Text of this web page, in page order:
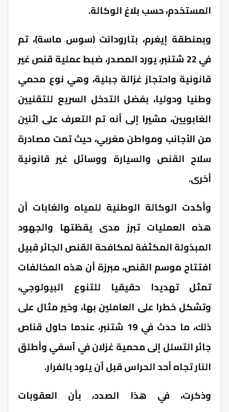
المستخدم، حسب بلاغ الوكالة.
وبمنطقة إيغرم، بتارودانت (سوس ماسة)، تم
في 22 شتنبر، يورد المصدر، ضبط عملية قنص غير
قانونية واحتجاز غزالة جبلية، وهي نوع محمي
وطنيا ودوليا، بفضل التدخل السريع للتقنيين
الغابويين، مشيرا إلى أنه تم التعرف على اثنين
من الأجانب ومواطن مغربي، حيث تمت مصادرة
سلاح القنص والسيارة ووسائل غير قانونية
أخرى.
وأكدت الوكالة الوطنية للمياه والغابات أن
هذه العمليات تبرز مدى يقظتها والجهود
المبذولة المكثفة لمكافحة القنص الجائر قبيل
افتتاح موسم القنص، مبرزة أن هذه المخالفات
تمثل تهديدا حقيقيا للتنوع البيولوجي،
وتشكل خطرا على العاملين بها، وخير مثال على
ذلك، ما حدث في 19 شتنبر، عندما حاول قناص
جائر التسلل إلى محمية غزلان في آسفي وأطلق
النار تجاه أحد الحراس قبل أن يلود بالفرار.
وذكرت، في هذا الصدد، بأن العقوبات